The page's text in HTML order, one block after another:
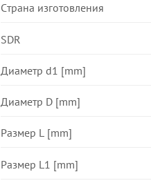
Страна изготовления
SDR
Диаметр d1 [mm]
Диаметр D [mm]
Размер L [mm]
Размер L1 [mm]